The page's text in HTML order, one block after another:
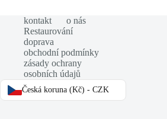
kontakt
o nás
Restaurování
doprava
obchodní podmínky
zásady ochrany
osobních údajů
Česká koruna (Kč) - CZK